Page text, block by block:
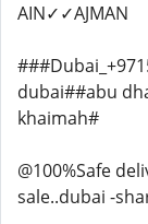
AIN✓✓AJMAN
dubai##abu
khaimah#
@100%Safe
sale..dubai -